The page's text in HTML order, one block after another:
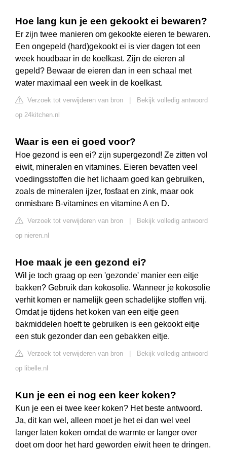
Hoe lang kun je een gekookt ei bewaren?
Er zijn twee manieren om gekookte eieren te bewaren.
Een ongepeld (hard)gekookt ei is vier dagen tot een
week houdbaar in de koelkast. Zijn de eieren al
gepeld? Bewaar de eieren dan in een schaal met
water maximaal een week in de koelkast.
Verzoek tot verwijderen van bron
Bekijk volledig antwoord
op 24kitchen.nl
Waar is een ei goed voor?
Hoe gezond is een ei? zijn supergezond! Ze zitten vol
eiwit, mineralen en vitamines. Eieren bevatten veel
voedingsstoffen die het lichaam goed kan gebruiken,
zoals de mineralen ijzer, fosfaat en zink, maar ook
onmisbare B-vitamines en vitamine A en D.
Verzoek tot verwijderen van bron
Bekijk volledig antwoord
op nieren.nl
Hoe maak je een gezond ei?
Wil je toch graag op een 'gezonde' manier een eitje
bakken? Gebruik dan kokosolie. Wanneer je kokosolie
verhit komen er namelijk geen schadelijke stoffen vrij.
Omdat je tijdens het koken van een eitje geen
bakmiddelen hoeft te gebruiken is een gekookt eitje
een stuk gezonder dan een gebakken eitje.
Verzoek tot verwijderen van bron
Bekijk volledig antwoord
op libelle.nl
Kun je een ei nog een keer koken?
Kun je een ei twee keer koken? Het beste antwoord.
Ja, dit kan wel, alleen moet je het ei dan wel veel
langer laten koken omdat de warmte er langer over
doet om door het hard geworden eiwit heen te dringen.